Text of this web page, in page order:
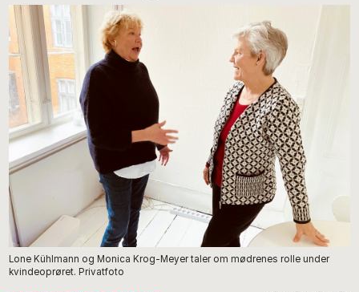
Lone Kühlmann og Monica Krog-Meyer taler om mødrenes rolle under
kvindeoprøret. Privatfoto